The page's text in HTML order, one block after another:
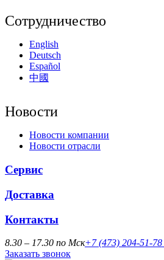
Сотрудничество
English
Deutsch
Español
中國
Новости
Новости компании
Новости отрасли
Сервис
Доставка
Контакты
8.30 – 17.30 по Мск+7 (473) 204-51-78
Заказать звонок